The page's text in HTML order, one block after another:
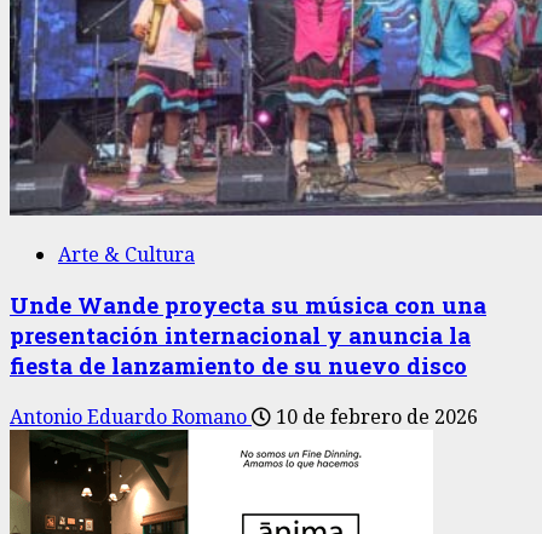
Arte & Cultura
Unde Wande proyecta su música con una
presentación internacional y anuncia la
fiesta de lanzamiento de su nuevo disco
Antonio Eduardo Romano 10 de febrero de 2026